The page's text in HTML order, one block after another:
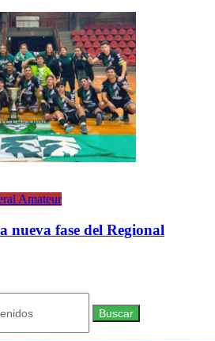
Amateur
nueva fase del Regional
Buscar